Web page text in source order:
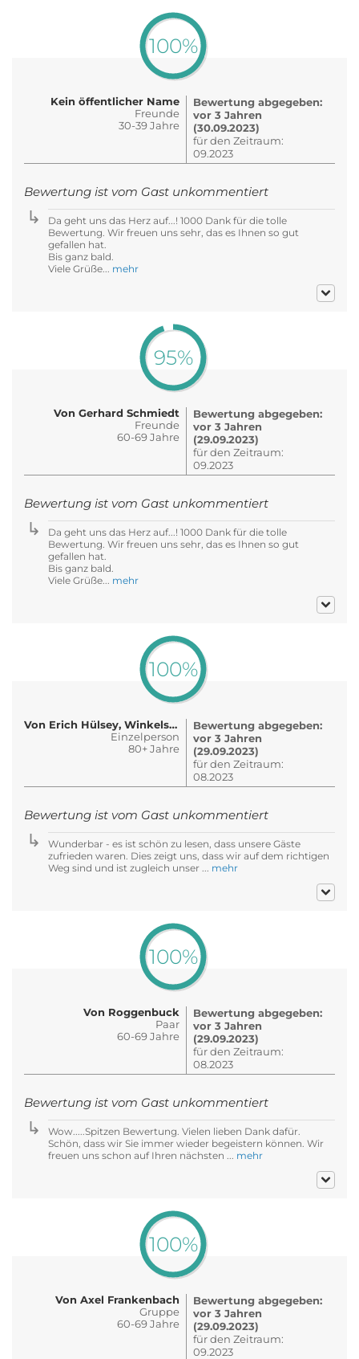
100%
Kein öffentlicher Name
Freunde
30-39 Jahre
Bewertung abgegeben:
vor 3 Jahren
(30.09.2023)
für den Zeitraum:
09.2023
Bewertung ist vom Gast unkommentiert
Da geht uns das Herz auf...! 1000 Dank für die tolle
Bewertung. Wir freuen uns sehr, das es Ihnen so gut
gefallen hat.
Bis ganz bald.
Viele Grüße... mehr
95%
Von Gerhard Schmiedt
Freunde
60-69 Jahre
Bewertung abgegeben:
vor 3 Jahren
(29.09.2023)
für den Zeitraum:
09.2023
Bewertung ist vom Gast unkommentiert
Da geht uns das Herz auf...! 1000 Dank für die tolle
Bewertung. Wir freuen uns sehr, das es Ihnen so gut
gefallen hat.
Bis ganz bald.
Viele Grüße... mehr
100%
Von Erich Hülsey, Winkelstr. 7, 48..
Einzelperson
80+ Jahre
Bewertung abgegeben:
vor 3 Jahren
(29.09.2023)
für den Zeitraum:
08.2023
Bewertung ist vom Gast unkommentiert
Wunderbar - es ist schön zu lesen, dass unsere Gäste
zufrieden waren. Dies zeigt uns, dass wir auf dem richtigen
Weg sind und ist zugleich unser ... mehr
100%
Von Roggenbuck
Paar
60-69 Jahre
Bewertung abgegeben:
vor 3 Jahren
(29.09.2023)
für den Zeitraum:
08.2023
Bewertung ist vom Gast unkommentiert
Wow.....Spitzen Bewertung. Vielen lieben Dank dafür.
Schön, dass wir Sie immer wieder begeistern können. Wir
freuen uns schon auf Ihren nächsten ... mehr
100%
Von Axel Frankenbach
Gruppe
60-69 Jahre
Bewertung abgegeben:
vor 3 Jahren
(29.09.2023)
für den Zeitraum:
09.2023